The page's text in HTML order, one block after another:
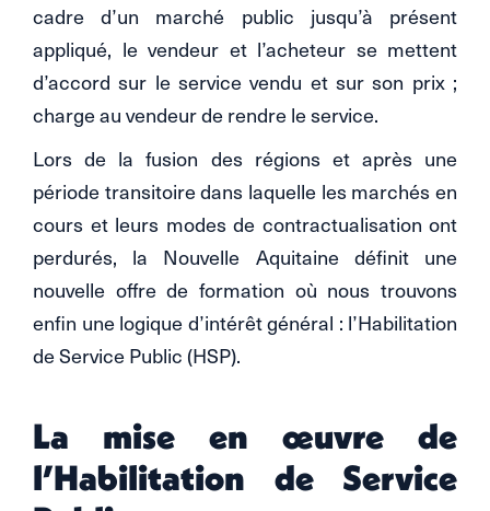
cadre d’un marché public jusqu’à présent
appliqué, le vendeur et l’acheteur se mettent
d’accord sur le service vendu et sur son prix ;
charge au vendeur de rendre le service.
Lors de la fusion des régions et après une
période transitoire dans laquelle les marchés en
cours et leurs modes de contractualisation ont
perdurés, la Nouvelle Aquitaine définit une
nouvelle offre de formation où nous trouvons
enfin une logique d’intérêt général : l’Habilitation
de Service Public (HSP).
La mise en œuvre de
l’Habilitation de Service